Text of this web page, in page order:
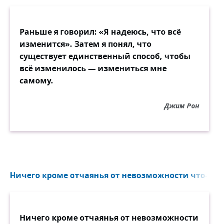
Раньше я говорил: «Я надеюсь, что всё
изменится». Затем я понял, что
существует единственный способ, чтобы
всё изменилось — измениться мне
самому.
Джим Рон
Ничего кроме отчаянья от невозможности что-
Ничего кроме отчаянья от невозможности